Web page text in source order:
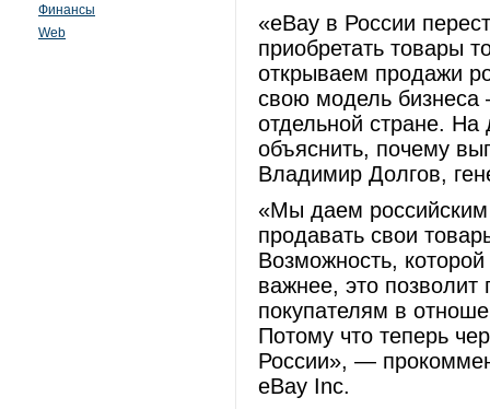
Финансы
Web
«eBay в России
приобретать товары
открываем продажи
свою модель
отдельной стране.
объяснить, почему
Владимир Долгов,
«Мы даем
продавать свои
Возможность,
важнее, это
покупателям в
Потому что теперь
России», —
eBay Inc.